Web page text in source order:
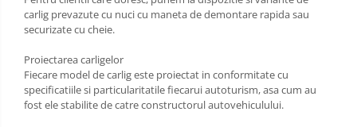
Carlige Skoda
Carlige Subaru
Carlige Suzuki
Scut motor Vw
carlig prevazute cu nuci cu maneta de demontare rapida sau
securizate cu cheie.
Proiectarea carligelor
Fiecare model de carlig este proiectat in conformitate cu
specificatiile si particularitatile fiecarui autoturism, asa cum au
fost ele stabilite de catre constructorul autovehiculului.